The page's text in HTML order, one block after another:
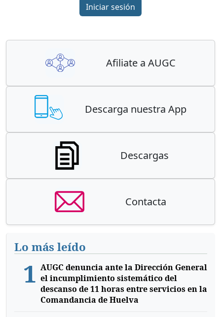
Iniciar sesión
Afiliate a AUGC
Descarga nuestra App
Descargas
Contacta
Lo más leído
1 AUGC denuncia ante la Dirección General
el incumplimiento sistemático del
descanso de 11 horas entre servicios en la
Comandancia de Huelva